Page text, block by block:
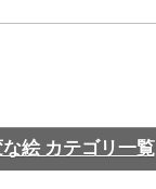
絵 カテゴリ一覧